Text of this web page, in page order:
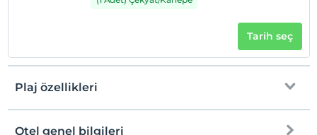
Tarih seç
Plaj özellikleri
Otel genel bilgileri